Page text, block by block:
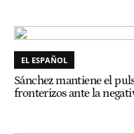
EL ESPAÑOL
Sánchez mantiene el
fronterizos ante la